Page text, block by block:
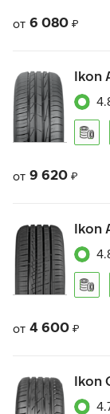
от 6 080 ₽
Ikon
от 9 620 ₽
Ikon
от 4 600 ₽
Ikon